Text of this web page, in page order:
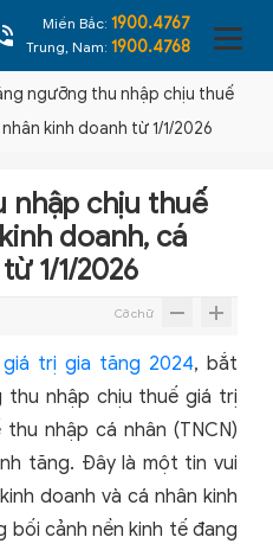
Miền Bắc: 1900.4767
Trung, Nam: 1900.4768
ngưỡng thu nhập chịu thuế
kinh doanh từ 1/1/2026
nhập chịu thuế
doanh, cá
1/1/2026
Cỡ chữ
trị gia tăng 2024, bắt
thu nhập chịu thuế giá trị
nhập cá nhân (TNCN)
tăng. Đây là một tin vui
doanh và cá nhân kinh
cảnh nền kinh tế đang